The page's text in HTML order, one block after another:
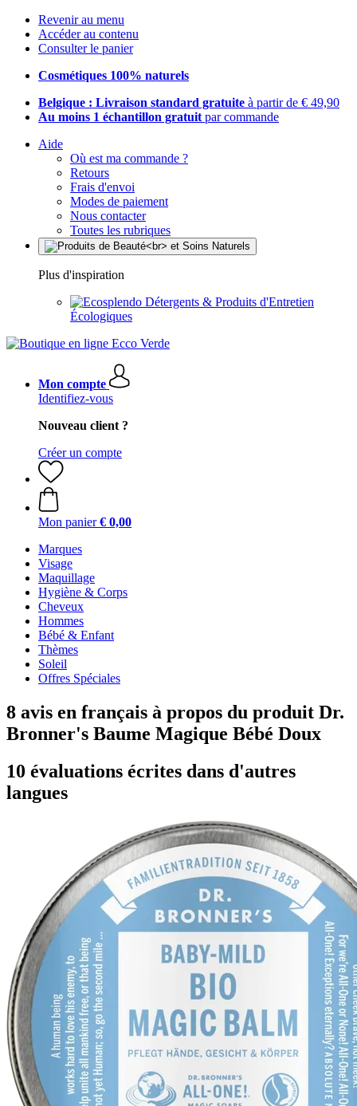
Revenir au menu
Accéder au contenu
Consulter le panier
Cosmétiques 100% naturels
Belgique : Livraison standard gratuite à partir de € 49,90
Au moins 1 échantillon gratuit par commande
Aide
Où est ma commande ?
Retours
Frais d'envoi
Modes de paiement
Nous contacter
Toutes les rubriques
Plus d'inspiration
Détergents & Produits d'Entretien
Écologiques
Mon compte
Identifiez-vous
Nouveau client ?
Créer un compte
Mon panier € 0,00
Marques
Visage
Maquillage
Hygiène & Corps
Cheveux
Hommes
Bébé & Enfant
Thèmes
Soleil
Offres Spéciales
8 avis en français à propos du produit Dr.
Bronner's Baume Magique Bébé Doux
10 évaluations écrites dans d'autres
langues